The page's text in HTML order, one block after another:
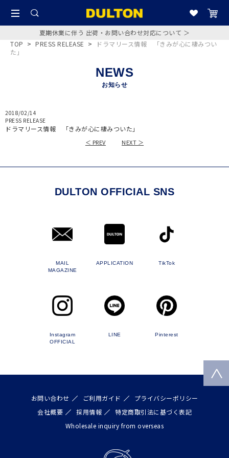
夏期休業に伴う 出荷・お問い合わせ対応について ＞
TOP > PRESS RELEASE >
ドラマリース情報 「きみが心に棲みつい
た」
NEWS
お知らせ
2018/02/14
PRESS RELEASE
ドラマリース情報 「きみが心に棲みついた」
＜ PREV NEXT ＞
DULTON OFFICIAL SNS
MAIL
MAGAZINE
APPLICATION TikTok
Instagram
OFFICIAL
LINE Pinterest
お問い合わせ ご利用ガイド
プライバシーポリシー
会社概要
採用情報
特定商取引法に基づく表記
Wholesale inquiry from overseas